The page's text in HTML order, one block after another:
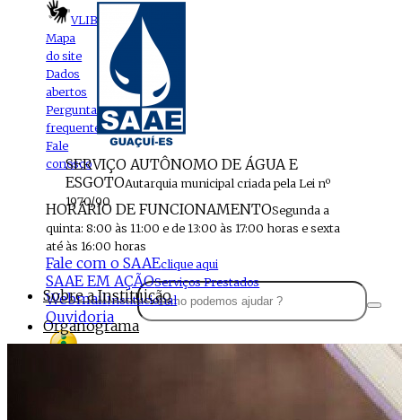
VLIBRAS
Mapa
do site
Dados
abertos
Perguntas
frequentes
Fale
conosco
SERVIÇO AUTÔNOMO DE ÁGUA E
ESGOTOAutarquia municipal criada pela Lei nº
1970/90
HORÁRIO DE FUNCIONAMENTOSegunda a
quinta: 8:00 às 11:00 e de 13:00 às 17:00 horas e sexta
até às 16:00 horas
Fale com o SAAEclique aqui
SAAE EM AÇÃOServiços Prestados
WebmailInstitucional
Ouvidoria
Sobre a Instituição
Organograma